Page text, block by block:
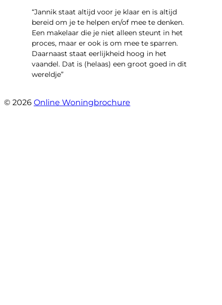
“Jannik staat altijd voor je klaar en is altijd
bereid om je te helpen en/of mee te denken.
Een makelaar die je niet alleen steunt in het
proces, maar er ook is om mee te sparren.
Daarnaast staat eerlijkheid hoog in het
vaandel. Dat is (helaas) een groot goed in dit
wereldje”
© 2026 Online Woningbrochure